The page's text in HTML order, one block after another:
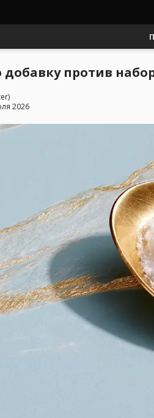
против
)
2026